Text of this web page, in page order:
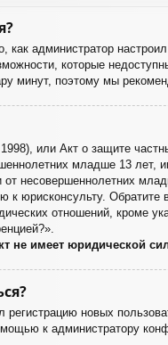
как администратор
которые
минут, поэтому мы
или Акт о защите
младше 13 лет,
несовершеннолетних
к юрисконсульту.
отношений, кроме
не имеет юридической
новых
к администратору